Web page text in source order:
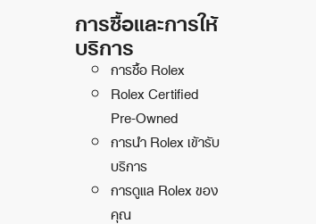
การซื้อและการให้
บริการ
การซื้อ Rolex
Rolex Certified
Pre-Owned
การนำ Rolex เข้ารับ
บริการ
การดูแล Rolex ของ
คุณ